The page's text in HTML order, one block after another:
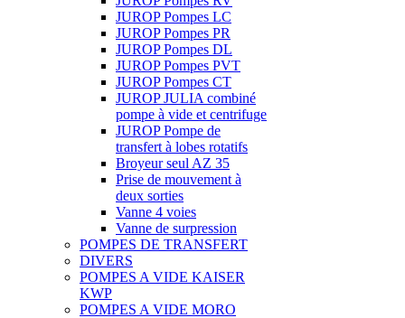
JUROP Pompes LC
JUROP Pompes PR
JUROP Pompes DL
JUROP Pompes PVT
JUROP Pompes CT
JUROP JULIA combiné
pompe à vide et centrifuge
JUROP Pompe de
transfert à lobes rotatifs
Broyeur seul AZ 35
Prise de mouvement à
deux sorties
Vanne 4 voies
Vanne de surpression
POMPES DE TRANSFERT
DIVERS
POMPES A VIDE KAISER
KWP
POMPES A VIDE MORO